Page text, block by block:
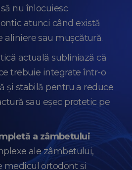
nu înlocuiesc
atunci când există
aliniere sau mușcătură.
actuală subliniază că
trebuie integrate într-o
și stabilă pentru a reduce
sau eșec protetic pe
a zâmbetului
ale zâmbetului,
medicul ortodont și